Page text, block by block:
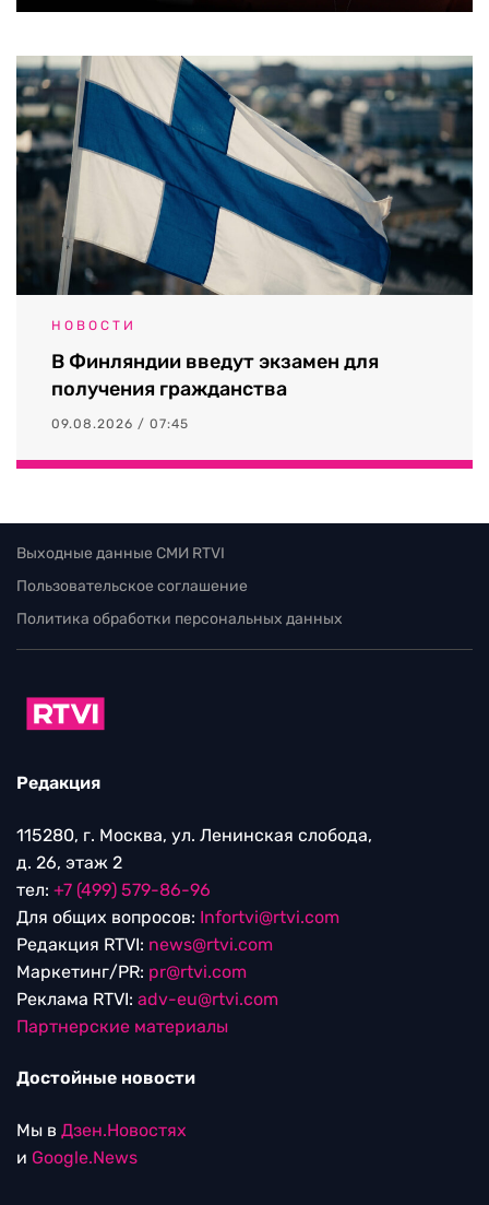
НОВОСТИ
В Финляндии введут экзамен для
получения гражданства
09.08.2026 / 07:45
Выходные данные СМИ RTVI
Пользовательское соглашение
Политика обработки персональных данных
Редакция
115280, г. Москва, ул. Ленинская слобода,
д. 26, этаж 2
тел: +7 (499) 579-86-96
Для общих вопросов: Infortvi@rtvi.com
Редакция RTVI: news@rtvi.com
Маркетинг/PR: pr@rtvi.com
Реклама RTVI: adv-eu@rtvi.com
Партнерские материалы
Достойные новости
Мы в Дзен.Новостях
и Google.News